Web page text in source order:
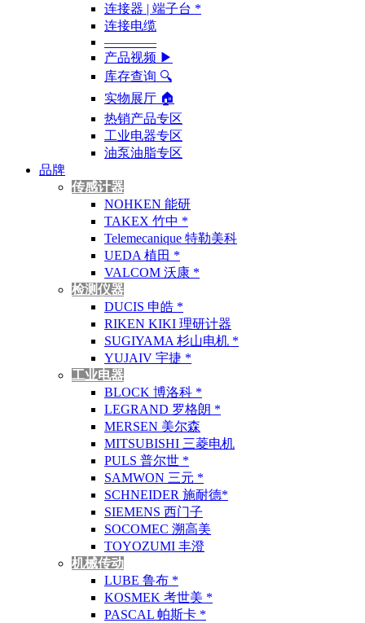
连接器 | 端子台 *
连接电缆
————
产品视频 ▶
库存查询 🔍︎
实物展厅 🏠︎
热销产品专区
工业电器专区
油泵油脂专区
品牌
传感计器
NOHKEN 能研
TAKEX 竹中 *
Telemecanique 特勒美科
UEDA 植田 *
VALCOM 沃康 *
检测仪器
DUCIS 申皓 *
RIKEN KIKI 理研计器
SUGIYAMA 杉山电机 *
YUJAIV 宇捷 *
工业电器
BLOCK 博洛科 *
LEGRAND 罗格朗 *
MERSEN 美尔森
MITSUBISHI 三菱电机
PULS 普尔世 *
SAMWON 三元 *
SCHNEIDER 施耐德*
SIEMENS 西门子
SOCOMEC 溯高美
TOYOZUMI 丰澄
机械传动
LUBE 鲁布 *
KOSMEK 考世美 *
PASCAL 帕斯卡 *